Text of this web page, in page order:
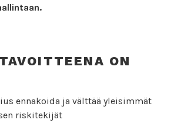
ON
ennakoida ja välttää yleisimmät
riskitekijät